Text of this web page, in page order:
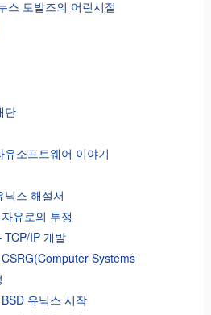
스 토발즈의 어린시절
단
소프트웨어 이야기
스 해설서
유로의 투쟁
TCP/IP 개발
Systems
유닉스 시작